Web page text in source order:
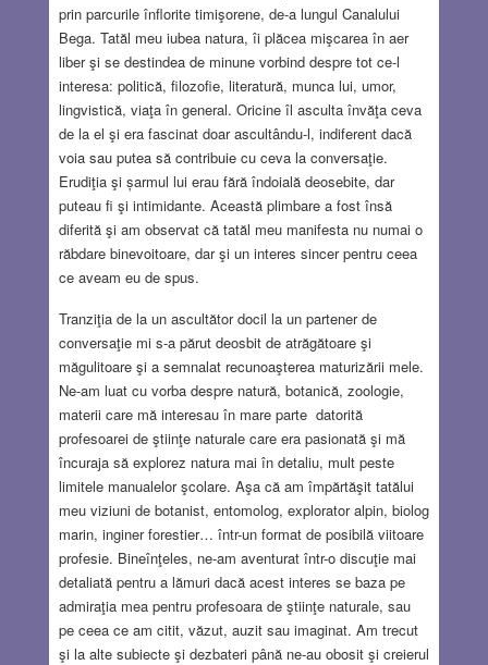
prin parcurile înflorite timişorene, de-a lungul Canalului
Bega. Tatăl meu iubea natura, îi plăcea mişcarea în aer
liber şi se destindea de minune vorbind despre tot ce-l
interesa: politică, filozofie, literatură, munca lui, umor,
lingvistică, viaţa în general. Oricine îl asculta învăţa ceva
de la el şi era fascinat doar ascultându-l, indiferent dacă
voia sau putea să contribuie cu ceva la conversaţie.
Erudiţia şi șarmul lui erau fără îndoială deosebite, dar
puteau fi şi intimidante. Această plimbare a fost însă
diferită şi am observat că tatăl meu manifesta nu numai o
răbdare binevoitoare, dar şi un interes sincer pentru ceea
ce aveam eu de spus.
Tranziţia de la un ascultător docil la un partener de
conversaţie mi s-a părut deosbit de atrăgătoare şi
măgulitoare şi a semnalat recunoaşterea maturizării mele.
Ne-am luat cu vorba despre natură, botanică, zoologie,
materii care mă interesau în mare parte datorită
profesoarei de ştiinţe naturale care era pasionată şi mă
încuraja să explorez natura mai în detaliu, mult peste
limitele manualelor şcolare. Aşa că am împărtăşit tatălui
meu viziuni de botanist, entomolog, explorator alpin, biolog
marin, inginer forestier… într-un format de posibilă viitoare
profesie. Bineînţeles, ne-am aventurat într-o discuţie mai
detaliată pentru a lămuri dacă acest interes se baza pe
admiraţia mea pentru profesoara de ştiinţe naturale, sau
pe ceea ce am citit, văzut, auzit sau imaginat. Am trecut
şi la alte subiecte şi dezbateri până ne-au obosit şi creierul